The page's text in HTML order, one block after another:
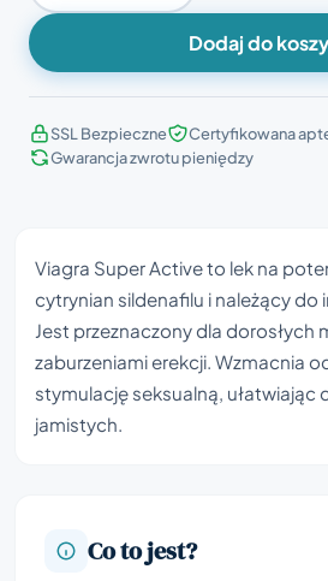
Dodaj do
SSL Bezpieczne
Certyfikowana
Gwarancja zwrotu pieniędzy
Viagra Super Active to lek na
cytrynian sildenafilu i należący do
Jest przeznaczony dla dorosłych
zaburzeniami erekcji. Wzmacnia
stymulację seksualną, ułatwiając
jamistych.
Co to jest?